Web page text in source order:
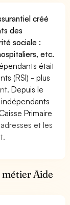
créé
des
sociale :
etc.
était
(RSI) - plus
. Depuis le
Primaire
et les
Aide